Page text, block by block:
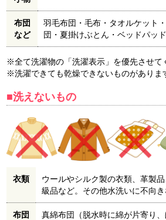
布団
など
羽毛布団・毛布・タオルケット
団・夏掛けぶとん・ベッドパッ
※全て洗濯物の「洗濯表示」を優先させて
※洗濯できても乾燥できないものがありま
■洗えないもの
衣類
ウールやシルク製の衣類、革製
級品など。その他水洗いに不向き
布団
真綿布団（脱水時に綿が片寄り